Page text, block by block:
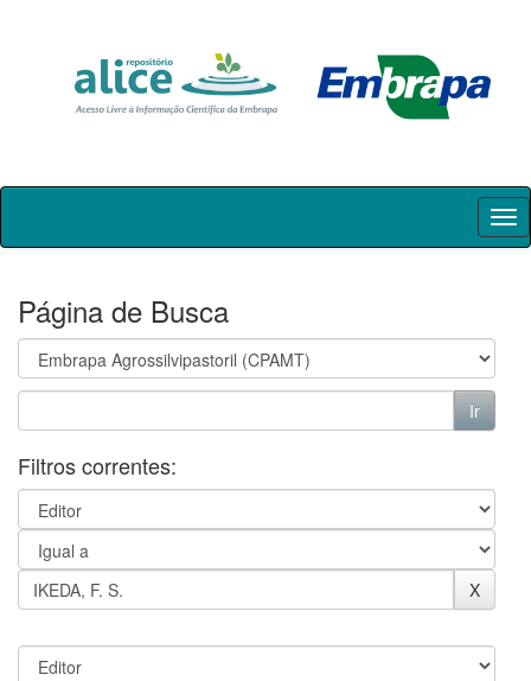
Skip
Página de Busca
Filtros correntes: